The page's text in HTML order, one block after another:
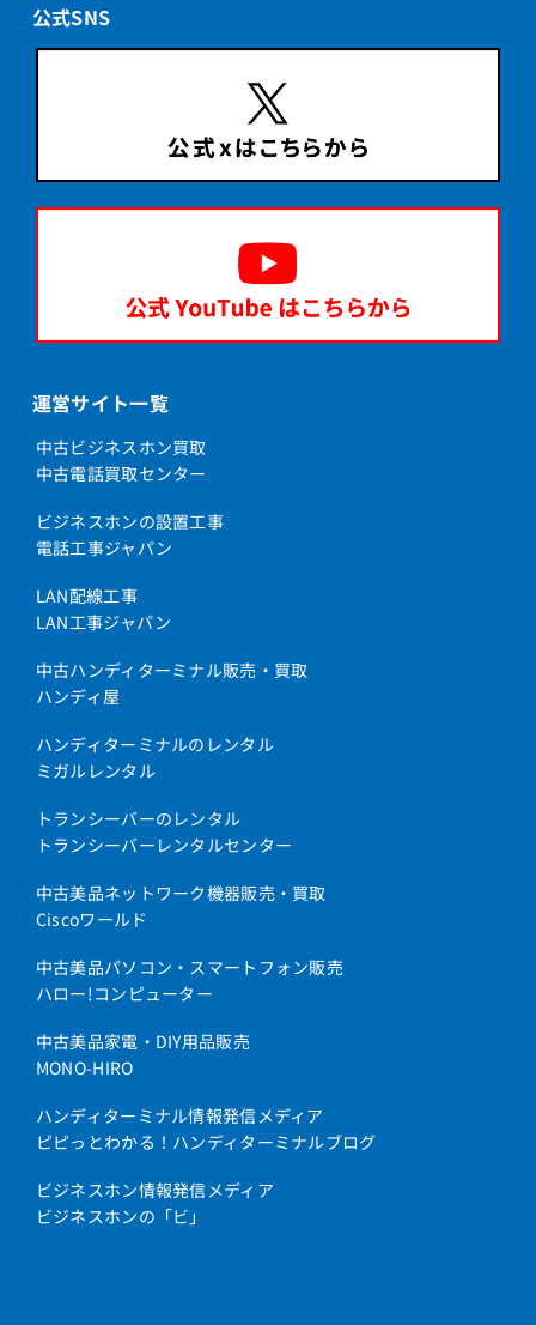
公式SNS
運営サイト一覧
中古ビジネスホン買取
中古電話買取センター
ビジネスホンの設置工事
電話工事ジャパン
LAN配線工事
LAN工事ジャパン
中古ハンディターミナル販売・買取
ハンディ屋
ハンディターミナルのレンタル
ミガルレンタル
トランシーバーのレンタル
トランシーバーレンタルセンター
中古美品ネットワーク機器販売・買取
Ciscoワールド
中古美品パソコン・スマートフォン販売
ハロー!コンピューター
中古美品家電・DIY用品販売
MONO-HIRO
ハンディターミナル情報発信メディア
ピピっとわかる！ハンディターミナルブログ
ビジネスホン情報発信メディア
ビジネスホンの「ビ」